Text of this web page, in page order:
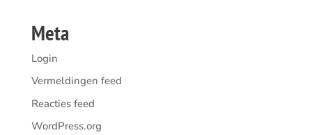
Meta
Login
Vermeldingen feed
Reacties feed
WordPress.org